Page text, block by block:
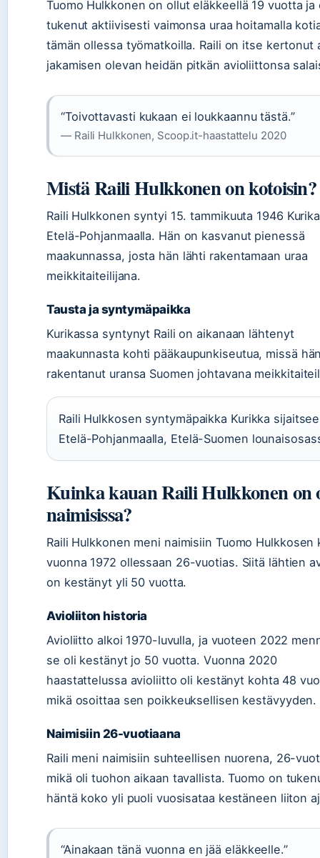
Tuomo Hulkkonen on ollut eläkkeellä 19 vuotta ja
tukenut aktiivisesti vaimonsa uraa hoitamalla
tämän ollessa työmatkoilla. Raili on itse kertonut
jakamisen olevan heidän pitkän avioliittonsa
“Toivottavasti kukaan ei loukkaannu tästä.”
— Raili Hulkkonen, Scoop.it-haastattelu 2020
Mistä Raili Hulkkonen on kotoisin?
Raili Hulkkonen syntyi 15. tammikuuta 1946
Etelä-Pohjanmaalla. Hän on kasvanut pienessä
maakunnassa, josta hän lähti rakentamaan uraa
meikkitaiteilijana.
Tausta ja syntymäpaikka
Kurikassa syntynyt Raili on aikanaan lähtenyt
maakunnasta kohti pääkaupunkiseutua, missä
rakentanut uransa Suomen johtavana
Raili Hulkkosen syntymäpaikka Kurikka sijaitsee
Etelä-Pohjanmaalla, Etelä-Suomen
Kuinka kauan Raili Hulkkonen on
naimisissa?
Raili Hulkkonen meni naimisiin Tuomo Hulkkosen
vuonna 1972 ollessaan 26-vuotias. Siitä lähtien
on kestänyt yli 50 vuotta.
Avioliiton historia
Avioliitto alkoi 1970-luvulla, ja vuoteen 2022
se oli kestänyt jo 50 vuotta. Vuonna 2020
haastattelussa avioliitto oli kestänyt kohta 48
mikä osoittaa sen poikkeuksellisen kestävyyden.
Naimisiin 26-vuotiaana
Raili meni naimisiin suhteellisen nuorena, 26-
mikä oli tuohon aikaan tavallista. Tuomo on
häntä koko yli puoli vuosisataa kestäneen liiton
“Ainakaan tänä vuonna en jää eläkkeelle.”